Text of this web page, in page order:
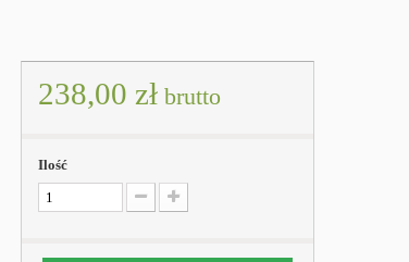
238,00 złbrutto
Ilość